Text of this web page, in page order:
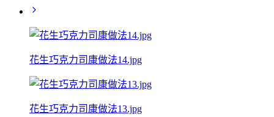
花生巧克力司康做法14.jpg
花生巧克力司康做法13.jpg